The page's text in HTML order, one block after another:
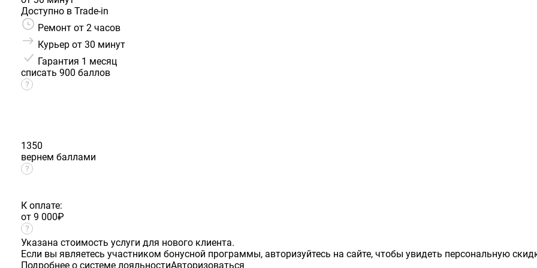
Доступно в Trade-in
Ремонт от 2 часов
Курьер от 30 минут
Гарантия 1 месяц
списать 900 баллов
1350
вернем баллами
К оплате:
от 9 000₽
Указана стоимость услуги для нового клиента.
Если вы являетесь участником бонусной программы, авторизуйтесь на сайте, чтобы увидеть персональную
Подробнее о системе лояльностиАвторизоваться